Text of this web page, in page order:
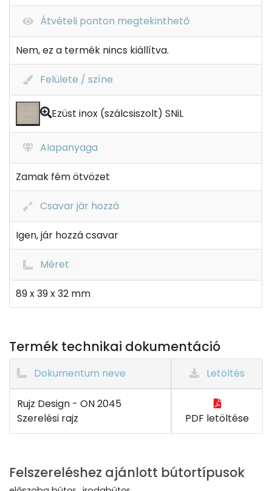
Átvételi ponton megtekinthető
Nem, ez a termék nincs kiállítva.
Felülete / színe
Ezüst inox (szálcsiszolt) SNiL
Alapanyaga
Zamak fém ötvözet
Csavar jár hozzá
Igen, jár hozzá csavar
Méret
89 x 39 x 32 mm
Termék technikai dokumentáció
Dokumentum neve Letöltés
Rujz Design - ON 2045
Szerelési rajz
PDF letöltése
Felszereléshez ajánlott bútortípusok